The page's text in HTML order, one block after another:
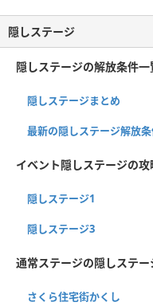
隠しステージ
隠しステージの解放条件一
隠しステージまとめ
最新の隠しステージ解放
イベント隠しステージの
隠しステージ1
隠しステージ3
通常ステージの隠しステ
さくら住宅街かくし